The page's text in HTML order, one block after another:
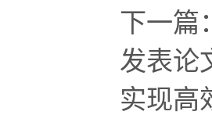
下一篇
发表论
实现高